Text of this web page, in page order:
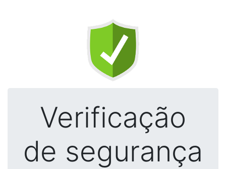
Verificação
de segurança